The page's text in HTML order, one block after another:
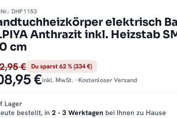
DHP1153
elektrisch
Anthrazit inkl. Heizstab
cm
€ Du sparst 62 % (334 €)
€inkl. MwSt. · Kostenloser Versand
Lager
bestellt, in2 - 3 Werktagen bei Ihnen zu Hause